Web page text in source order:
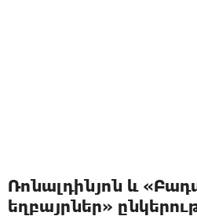
Ռոնալդինյոն և
եղբայրներ»